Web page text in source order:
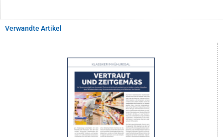
Verwandte Artikel